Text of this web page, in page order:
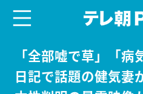
「全部嘘で草」「
日記で話題の健気妻